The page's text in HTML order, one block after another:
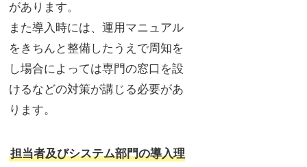
があります。
また導入時には、運用マニュアル
をきちんと整備したうえで周知を
し場合によっては専門の窓口を設
けるなどの対策が講じる必要があ
ります。
担当者及びシステム部門の導入理